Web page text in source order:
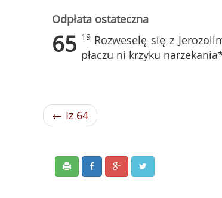
Odpłata ostateczna
65 19 Rozweselę się z
płaczu ni krzyku
← Iz 64